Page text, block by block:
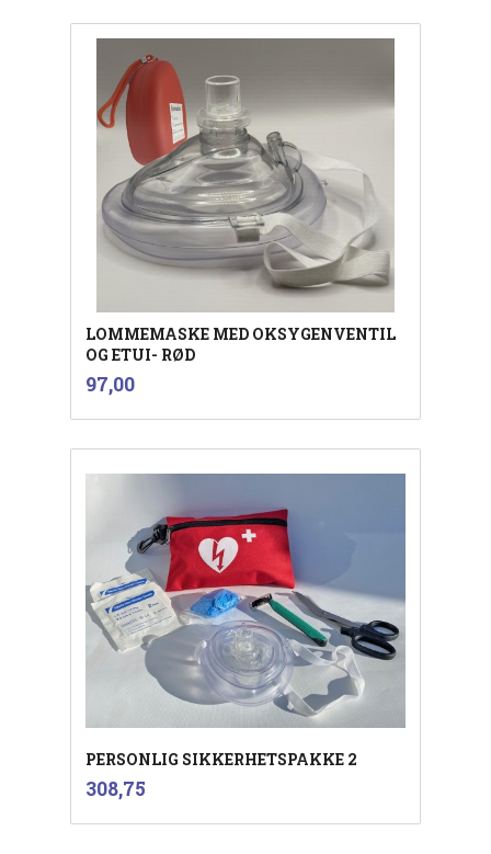
LOMMEMASKE MED OKSYGENVENTIL
OG ETUI- RØD
Pris
97,00mva.
PERSONLIG SIKKERHETSPAKKE 2
Pris
308,75inkl.
mva.